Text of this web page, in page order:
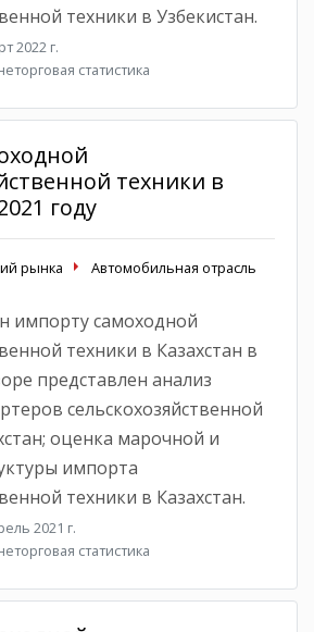
техники в Узбекистан.
2022 г.
статистика
техники в
году
рынка
Автомобильная отрасль
импорту самоходной
техники в Казахстан в
представлен анализ
сельскохозяйственной
оценка марочной и
импорта
техники в Казахстан.
2021 г.
статистика